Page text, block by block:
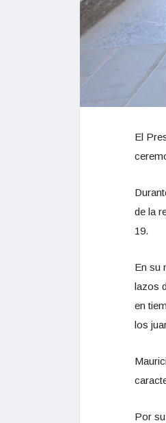
El
de la
19.
En su
lazos
en
los
Por